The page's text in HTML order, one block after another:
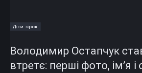
Діти зірок
Володимир Остапчук
втретє: перші фото, ім’я і